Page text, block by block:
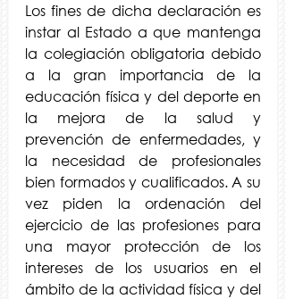
Los fines de dicha declaración es
instar al Estado a que mantenga
la colegiación obligatoria debido
a la gran importancia de la
educación física y del deporte en
la mejora de la salud y
prevención de enfermedades, y
la necesidad de profesionales
bien formados y cualificados. A su
vez piden la ordenación del
ejercicio de las profesiones para
una mayor protección de los
intereses de los usuarios en el
ámbito de la actividad física y del